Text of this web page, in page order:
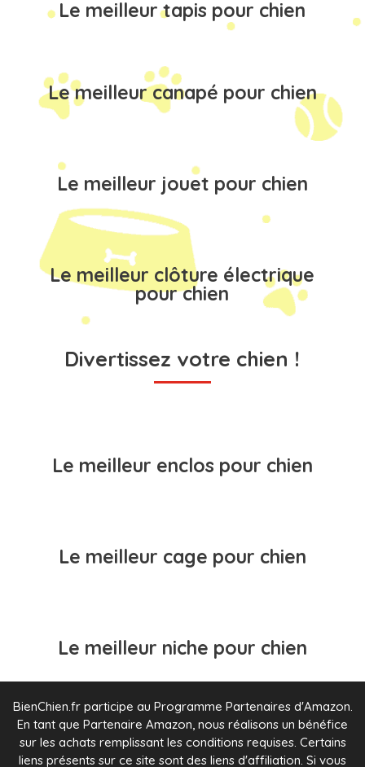
Le meilleur tapis pour chien
Le meilleur canapé pour chien
Le meilleur jouet pour chien
Le meilleur clôture électrique
pour chien
Divertissez votre chien !
Le meilleur enclos pour chien
Le meilleur cage pour chien
Le meilleur niche pour chien
BienChien.fr participe au Programme Partenaires d'Amazon.
En tant que Partenaire Amazon, nous réalisons un bénéfice
sur les achats remplissant les conditions requises. Certains
liens présents sur ce site sont des liens d'affiliation. Si vous